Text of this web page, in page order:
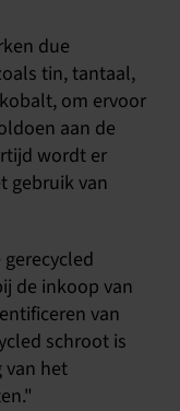
due
tin, tantaal,
om ervoor
aan de
wordt er
gebruik van
de inkoop van
van
schroot is
van het